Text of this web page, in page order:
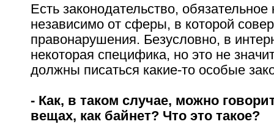
Есть законодательство,
независимо от сферы, в которой
правонарушения. Безусловно, в
некоторая специфика, но это не
должны писаться какие-то особые
- Как, в таком случае, можно
вещах, как байнет? Что это такое?